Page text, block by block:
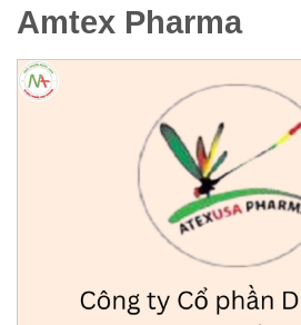
Amtex Pharma